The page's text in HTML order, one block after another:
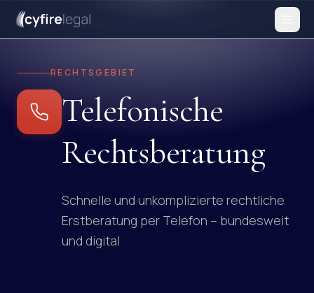
RECHTSGEBIET
Telefonische
Rechtsberatung
Schnelle und unkomplizierte rechtliche
Erstberatung per Telefon – bundesweit
und digital